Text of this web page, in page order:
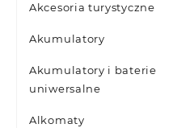
Akcesoria turystyczne
Akumulatory
Akumulatory i baterie
uniwersalne
Alkomaty